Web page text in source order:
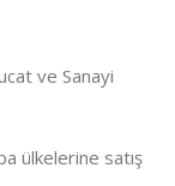
ve Sanayi
ülkelerine satış